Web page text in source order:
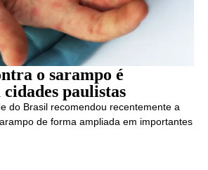
o sarampo é
paulistas
do Brasil recomendou recentemente a
de forma ampliada em importantes